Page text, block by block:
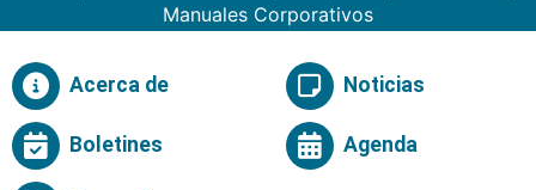
Manuales Corporativos
Acerca de Noticias
Boletines Agenda